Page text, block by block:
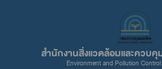
สำนักงานสิ่งแวดล้อมและควบ
Environment and Pollution Control